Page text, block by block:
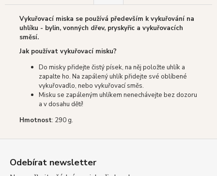
Vykuřovací miska se používá především k vykuřování na
uhlíku - bylin, vonných dřev, pryskyřic a vykuřovacích
směsí.
Jak používat vykuřovací misku?
Do misky přidejte čistý písek, na něj položte uhlík a
zapalte ho. Na zapálený uhlík přidejte své oblíbené
vykuřovadlo, nebo vykuřovací směs.
Misku se zapáleným uhlíkem nenechávejte bez dozoru
a v dosahu dětí!
Hmotnost: 290 g.
Odebírat newsletter